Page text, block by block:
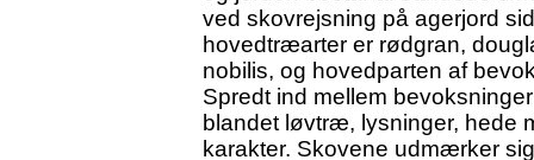
ved skovrejsning på agerjord
hovedtræarter er rødgran,
nobilis, og hovedparten af
Spredt ind mellem
blandet løvtræ, lysninger, hede
karakter. Skovene udmærker